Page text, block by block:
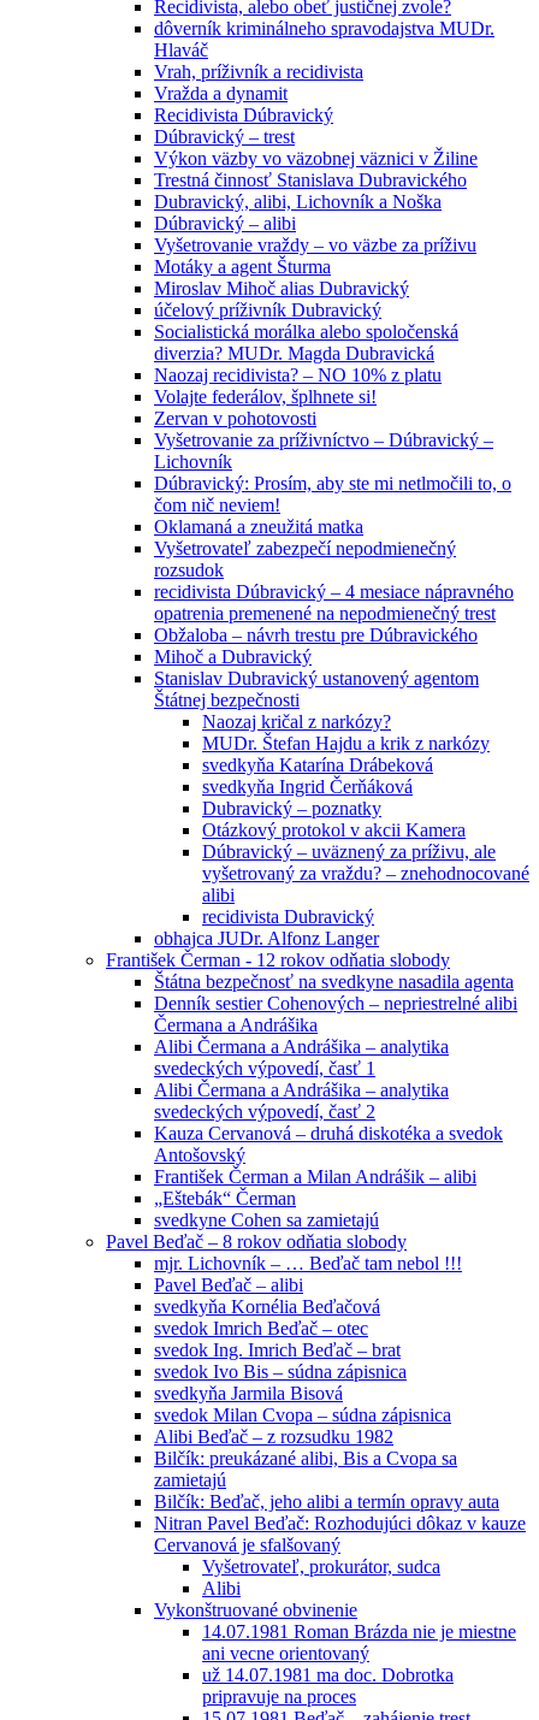
Recidivista, alebo obeť justičnej zvole?
dôverník kriminálneho spravodajstva MUDr.
Hlaváč
Vrah, príživník a recidivista
Vražda a dynamit
Recidivista Dúbravický
Dúbravický – trest
Výkon väzby vo väzobnej väznici v Žiline
Trestná činnosť Stanislava Dubravického
Dubravický, alibi, Lichovník a Noška
Dúbravický – alibi
Vyšetrovanie vraždy – vo väzbe za príživu
Motáky a agent Šturma
Miroslav Mihoč alias Dubravický
účelový príživník Dubravický
Socialistická morálka alebo spoločenská
diverzia? MUDr. Magda Dubravická
Naozaj recidivista? – NO 10% z platu
Volajte federálov, šplhnete si!
Zervan v pohotovosti
Vyšetrovanie za príživníctvo – Dúbravický –
Lichovník
Dúbravický: Prosím, aby ste mi netlmočili to, o
čom nič neviem!
Oklamaná a zneužitá matka
Vyšetrovateľ zabezpečí nepodmienečný
rozsudok
recidivista Dúbravický – 4 mesiace nápravného
opatrenia premenené na nepodmienečný trest
Obžaloba – návrh trestu pre Dúbravického
Mihoč a Dubravický
Stanislav Dubravický ustanovený agentom
Štátnej bezpečnosti
Naozaj kričal z narkózy?
MUDr. Štefan Hajdu a krik z narkózy
svedkyňa Katarína Drábeková
svedkyňa Ingrid Čerňáková
Dubravický – poznatky
Otázkový protokol v akcii Kamera
Dúbravický – uväznený za príživu, ale
vyšetrovaný za vraždu? – znehodnocované
alibi
recidivista Dubravický
obhajca JUDr. Alfonz Langer
František Čerman - 12 rokov odňatia slobody
Štátna bezpečnosť na svedkyne nasadila agenta
Denník sestier Cohenových – nepriestrelné alibi
Čermana a Andrášika
Alibi Čermana a Andrášika – analytika
svedeckých výpovedí, časť 1
Alibi Čermana a Andrášika – analytika
svedeckých výpovedí, časť 2
Kauza Cervanová – druhá diskotéka a svedok
Antošovský
František Čerman a Milan Andrášik – alibi
„Eštebák“ Čerman
svedkyne Cohen sa zamietajú
Pavel Beďač – 8 rokov odňatia slobody
mjr. Lichovník – … Beďač tam nebol !!!
Pavel Beďač – alibi
svedkyňa Kornélia Beďačová
svedok Imrich Beďač – otec
svedok Ing. Imrich Beďač – brat
svedok Ivo Bis – súdna zápisnica
svedkyňa Jarmila Bisová
svedok Milan Cvopa – súdna zápisnica
Alibi Beďač – z rozsudku 1982
Bilčík: preukázané alibi, Bis a Cvopa sa
zamietajú
Bilčík: Beďač, jeho alibi a termín opravy auta
Nitran Pavel Beďač: Rozhodujúci dôkaz v kauze
Cervanová je sfalšovaný
Vyšetrovateľ, prokurátor, sudca
Alibi
Vykonštruované obvinenie
14.07.1981 Roman Brázda nie je miestne
ani vecne orientovaný
už 14.07.1981 ma doc. Dobrotka
pripravuje na proces